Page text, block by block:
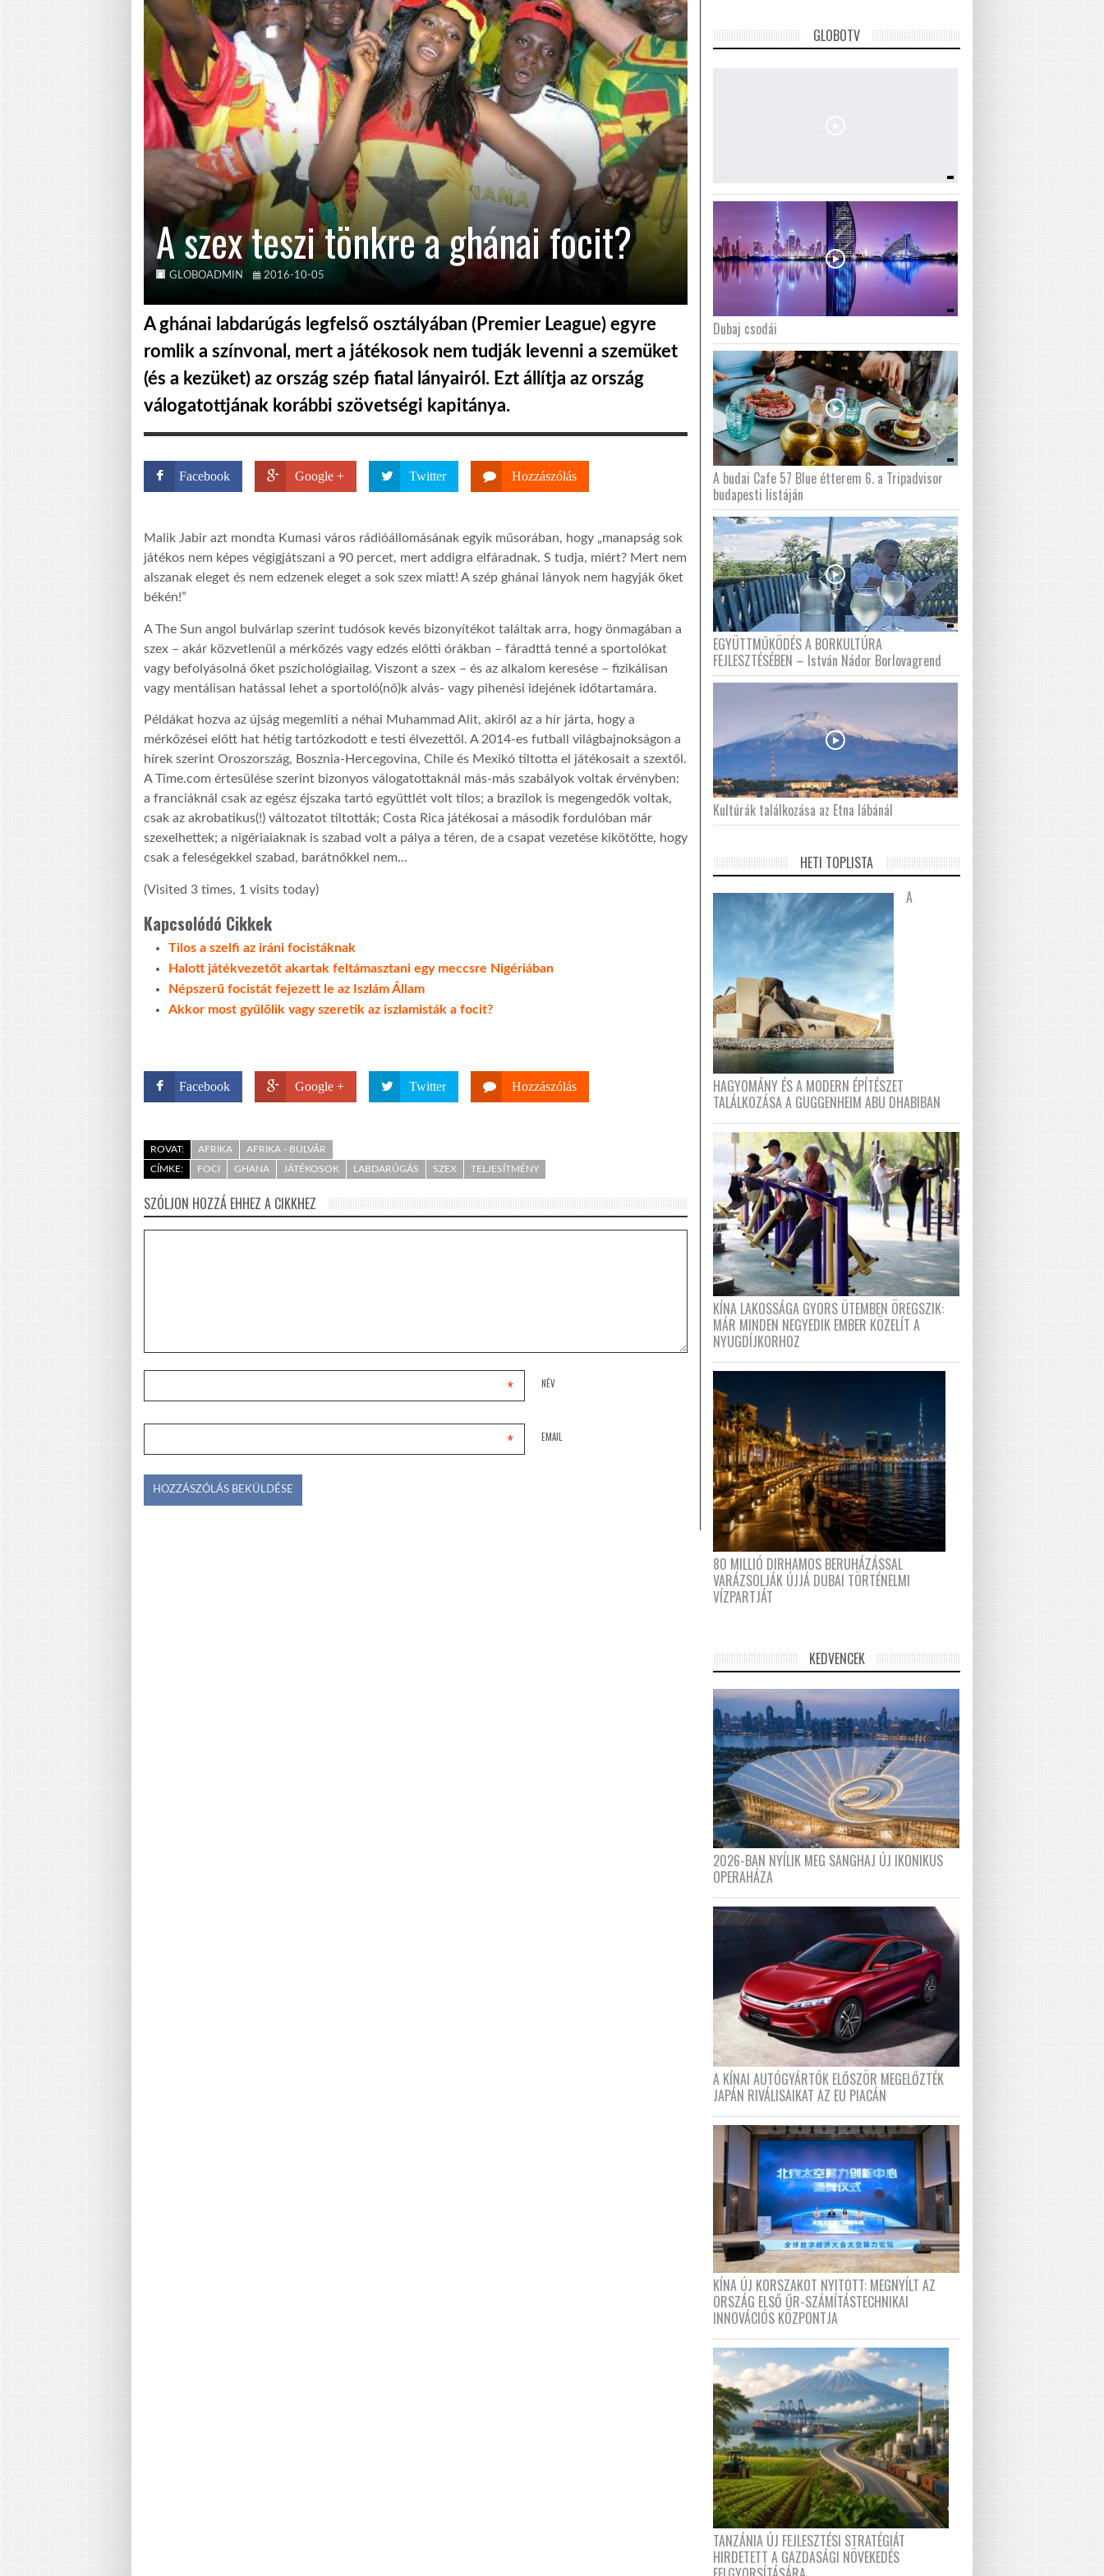
A szex teszi tönkre a ghánai focit?
GLOBOADMIN 2016-10-05
A ghánai labdarúgás legfelső osztályában (Premier League) egyre
romlik a színvonal, mert a játékosok nem tudják levenni a szemüket
(és a kezüket) az ország szép fiatal lányairól. Ezt állítja az ország
válogatottjának korábbi szövetségi kapitánya.
Facebook Google + Twitter Hozzászólás
Malik Jabir azt mondta Kumasi város rádióállomásának egyik műsorában, hogy „manapság sok
játékos nem képes végigjátszani a 90 percet, mert addigra elfáradnak. S tudja, miért? Mert nem
alszanak eleget és nem edzenek eleget a sok szex miatt! A szép ghánai lányok nem hagyják őket
békén!”
A The Sun angol bulvárlap szerint tudósok kevés bizonyítékot találtak arra, hogy önmagában a
szex – akár közvetlenül a mérkőzés vagy edzés előtti órákban – fáradttá tenné a sportolókat
vagy befolyásolná őket pszichológiailag. Viszont a szex – és az alkalom keresése – fizikálisan
vagy mentálisan hatással lehet a sportoló(nő)k alvás- vagy pihenési idejének időtartamára.
Példákat hozva az újság megemlíti a néhai Muhammad Alit, akiről az a hír járta, hogy a
mérkőzései előtt hat hétig tartózkodott e testi élvezettől. A 2014-es futball világbajnokságon a
hírek szerint Oroszország, Bosznia-Hercegovina, Chile és Mexikó tiltotta el játékosait a szextől.
A Time.com értesülése szerint bizonyos válogatottaknál más-más szabályok voltak érvényben:
a franciáknál csak az egész éjszaka tartó együttlét volt tilos; a brazilok is megengedők voltak,
csak az akrobatikus(!) változatot tiltották; Costa Rica játékosai a második fordulóban már
szexelhettek; a nigériaiaknak is szabad volt a pálya a téren, de a csapat vezetése kikötötte, hogy
csak a feleségekkel szabad, barátnőkkel nem…
(Visited 3 times, 1 visits today)
Kapcsolódó Cikkek
Tilos a szelfi az iráni focistáknak
Halott játékvezetőt akartak feltámasztani egy meccsre Nigériában
Népszerű focistát fejezett le az Iszlám Állam
Akkor most gyűlölik vagy szeretik az iszlamisták a focit?
Facebook Google + Twitter Hozzászólás
ROVAT: AFRIKA
AFRIKA - BULVÁR
CÍMKE:
FOCI GHANA JÁTÉKOSOK LABDARÚGÁS SZEX TELJESÍTMÉNY
SZÓLJON HOZZÁ EHHEZ A CIKKHEZ
NÉV
*
EMAIL
*
GLOBOTV
Dubaj csodái
A budai Cafe 57 Blue étterem 6. a Tripadvisor
budapesti listáján
EGYÜTTMŰKÖDÉS A BORKULTÚRA
FEJLESZTÉSÉBEN – István Nádor Borlovagrend
Kultúrák találkozása az Etna lábánál
HETI TOPLISTA
A
HAGYOMÁNY ÉS A MODERN ÉPÍTÉSZET
TALÁLKOZÁSA A GUGGENHEIM ABU DHABIBAN
KÍNA LAKOSSÁGA GYORS ÜTEMBEN ÖREGSZIK:
MÁR MINDEN NEGYEDIK EMBER KÖZELÍT A
NYUGDÍJKORHOZ
80 MILLIÓ DIRHAMOS BERUHÁZÁSSAL
VARÁZSOLJÁK ÚJJÁ DUBAI TÖRTÉNELMI
VÍZPARTJÁT
KEDVENCEK
2026-BAN NYÍLIK MEG SANGHAJ ÚJ IKONIKUS
OPERAHÁZA
A KÍNAI AUTÓGYÁRTÓK ELŐSZÖR MEGELŐZTÉK
JAPÁN RIVÁLISAIKAT AZ EU PIACÁN
KÍNA ÚJ KORSZAKOT NYITOTT: MEGNYÍLT AZ
ORSZÁG ELSŐ ŰR-SZÁMÍTÁSTECHNIKAI
INNOVÁCIÓS KÖZPONTJA
TANZÁNIA ÚJ FEJLESZTÉSI STRATÉGIÁT
HIRDETETT A GAZDASÁGI NÖVEKEDÉS